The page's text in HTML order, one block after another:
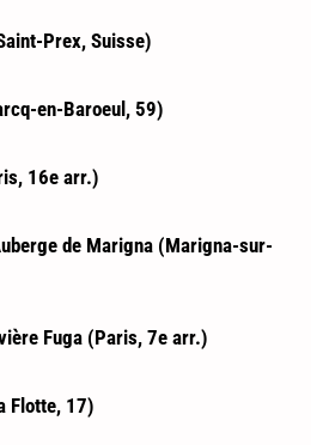
Prex, Suisse)
en-Baroeul, 59)
16e arr.)
de Marigna (Marigna-sur-
Fuga (Paris, 7e arr.)
Flotte, 17)